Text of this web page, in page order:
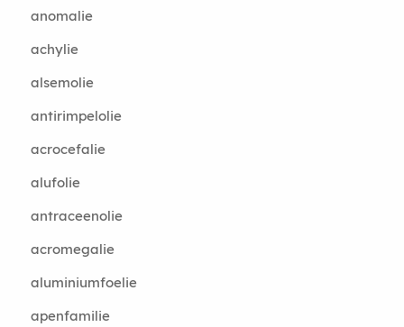
anomalie
achylie
alsemolie
antirimpelolie
acrocefalie
alufolie
antraceenolie
acromegalie
aluminiumfoelie
apenfamilie